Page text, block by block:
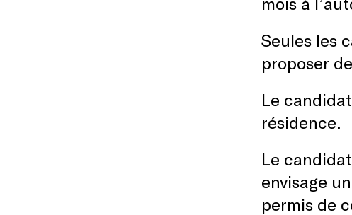
Seules les
proposer
Le
résidence.
Le
envisage
permis de